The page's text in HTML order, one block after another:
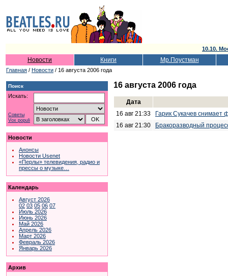
10.10.
Новости Книги Мр.Поустман
Главная / Новости / 16 августа 2006 года
Поиск
Искать:
Советы
Vox populi
Новости
Анонсы
Новости Usenet
«Перлы» телевидения, радио и
прессы о музыке…
Календарь
Август 2026
02 03 05 06 07
Июль 2026
Июнь 2026
Май 2026
Апрель 2026
Март 2026
Февраль 2026
Январь 2026
Архив
16 августа 2006 года
Дата
16 авг 21:33
Гарик Сукачев снимает
16 авг 21:30
Бракоразводный